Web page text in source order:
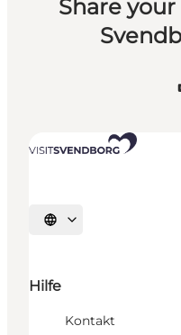
Share
Sprache auswählen
Hilfe
Kontakt